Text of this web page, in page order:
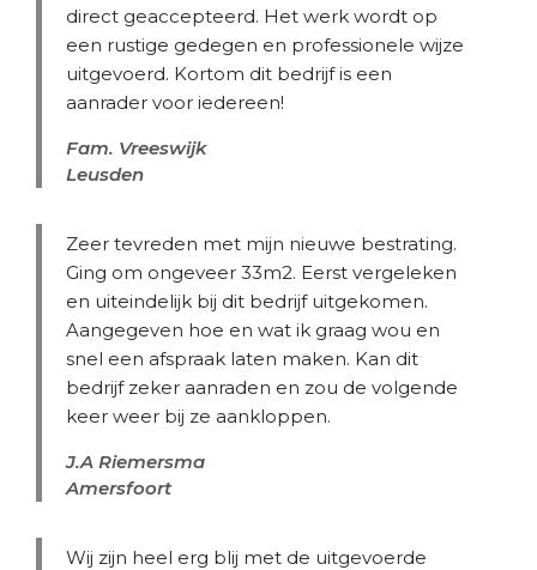
direct geaccepteerd. Het werk wordt op
een rustige gedegen en professionele wijze
uitgevoerd. Kortom dit bedrijf is een
aanrader voor iedereen!
Fam. Vreeswijk
Leusden
Zeer tevreden met mijn nieuwe bestrating.
Ging om ongeveer 33m2. Eerst vergeleken
en uiteindelijk bij dit bedrijf uitgekomen.
Aangegeven hoe en wat ik graag wou en
snel een afspraak laten maken. Kan dit
bedrijf zeker aanraden en zou de volgende
keer weer bij ze aankloppen.
J.A Riemersma
Amersfoort
Wij zijn heel erg blij met de uitgevoerde